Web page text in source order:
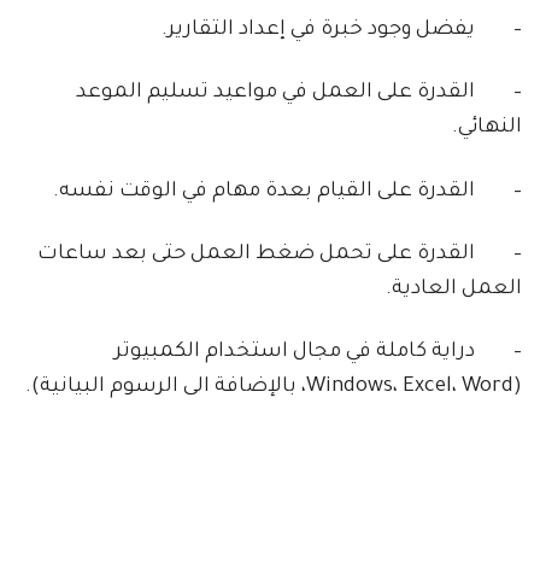
– يفضل وجود خبرة في إعداد التقارير.
– القدرة على العمل في مواعيد تسليم الموعد
النهائي.
– القدرة على القيام بعدة مهام في الوقت نفسه.
– القدرة على تحمل ضغط العمل حتى بعد ساعات
العمل العادية.
– دراية كاملة في مجال استخدام الكمبيوتر
(Windows، Excel، Word، بالإضافة الى الرسوم البيانية).